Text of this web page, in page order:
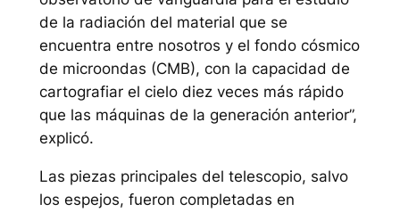
de la radiación del material que se
encuentra entre nosotros y el fondo cósmico
de microondas (CMB), con la capacidad de
cartografiar el cielo diez veces más rápido
que las máquinas de la generación anterior”,
explicó.
Las piezas principales del telescopio, salvo
los espejos, fueron completadas en